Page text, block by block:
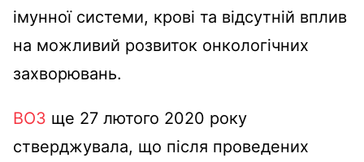
імунної системи, крові та відсутній вплив
на можливий розвиток онкологічних
захворювань.
ВОЗ ще 27 лютого 2020 року
стверджувала, що після проведених